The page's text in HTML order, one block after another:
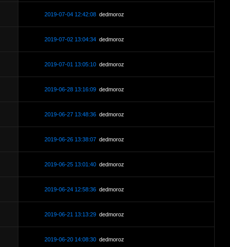
2019-07-04 12:42:08 dedmoroz
2019-07-02 13:04:34 dedmoroz
2019-07-01 13:05:10 dedmoroz
2019-06-28 13:16:09 dedmoroz
2019-06-27 13:48:36 dedmoroz
2019-06-26 13:38:07 dedmoroz
2019-06-25 13:01:40 dedmoroz
2019-06-24 12:58:36 dedmoroz
2019-06-21 13:13:29 dedmoroz
2019-06-20 14:08:30 dedmoroz